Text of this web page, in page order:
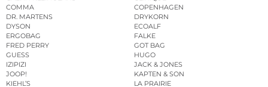
COMMA
COPENHAGEN
DR. MARTENS
DRYKORN
DYSON
ECOALF
ERGOBAG
FALKE
FRED PERRY
GOT BAG
GUESS
HUGO
IZIPIZI
JACK & JONES
JOOP!
KAPTEN & SON
KIEHL’S
LA PRAIRIE